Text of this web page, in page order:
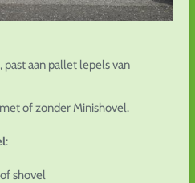
aan pallet lepels van
of zonder Minishovel.
:
shovel